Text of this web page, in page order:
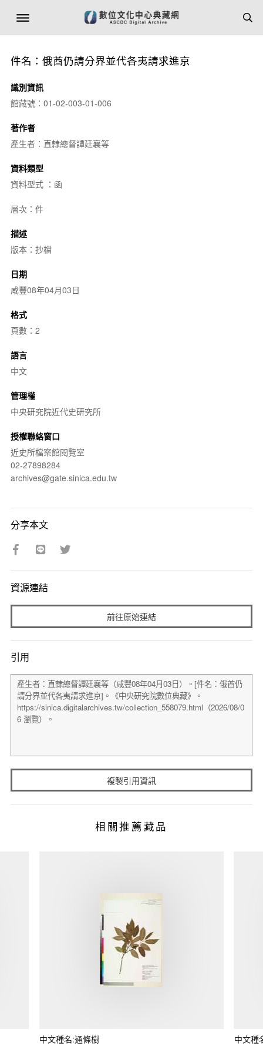
件名：俄酋仍請分界並代各夷請求進京
識別資訊
館藏號：01-02-003-01-006
著作者
產生者：直隸總督譚廷襄等
資料類型
資料型式 ：函
層次：件
描述
版本：抄檔
日期
咸豐08年04月03日
格式
頁數：2
語言
中文
管理權
中央研究院近代史研究所
授權聯絡窗口
近史所檔案館閱覽室
02-27898284
archives@gate.sinica.edu.tw
分享本文
資源連結
前往原始連結
引用
複製引用資訊
相關推薦藏品
中文種名:通條樹 中文種